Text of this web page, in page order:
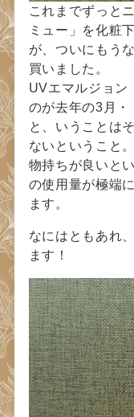
これまでずっと
ミュー」を化粧
が、ついにもう
買いました。
UVエマルジョン
のが去年の3月・
と、いうことは
ないということ。
物持ちが良いと
の使用量が極端
ます。
なにはともあれ
ます！